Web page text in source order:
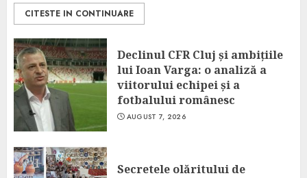
CITESTE IN CONTINUARE
Declinul CFR Cluj și ambițiile
lui Ioan Varga: o analiză a
viitorului echipei și a
fotbalului românesc
AUGUST 7, 2026
Secretele olăritului de